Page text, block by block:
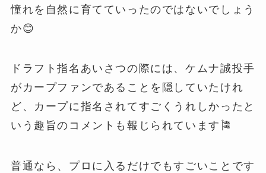
憧れを自然に育てていったのではないでしょう
か😊
ドラフト指名あいさつの際には、ケムナ誠投手
がカープファンであることを隠していたけれ
ど、カープに指名されてすごくうれしかったと
いう趣旨のコメントも報じられています🎏
普通なら、プロに入るだけでもすごいことです